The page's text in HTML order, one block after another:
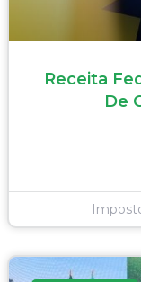
Receita
De